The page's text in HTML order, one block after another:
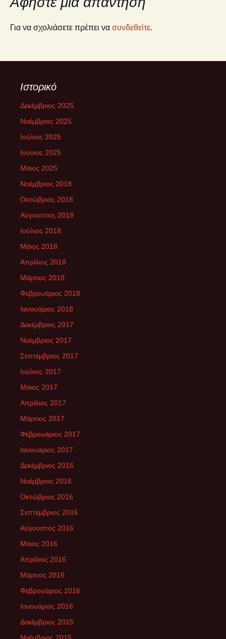
Για να σχολιάσετε πρέπει να συνδεθείτε.
Ιστορικό
Δεκέμβριος 2025
Νοέμβριος 2025
Ιούλιος 2025
Ιούνιος 2025
Μάιος 2025
Νοέμβριος 2018
Οκτώβριος 2018
Αύγουστος 2018
Ιούλιος 2018
Μάιος 2018
Απρίλιος 2018
Μάρτιος 2018
Φεβρουάριος 2018
Ιανουάριος 2018
Δεκέμβριος 2017
Νοέμβριος 2017
Σεπτέμβριος 2017
Ιούλιος 2017
Μάιος 2017
Απρίλιος 2017
Μάρτιος 2017
Φεβρουάριος 2017
Ιανουάριος 2017
Δεκέμβριος 2016
Νοέμβριος 2016
Οκτώβριος 2016
Σεπτέμβριος 2016
Αύγουστος 2016
Μάιος 2016
Απρίλιος 2016
Μάρτιος 2016
Φεβρουάριος 2016
Ιανουάριος 2016
Δεκέμβριος 2015